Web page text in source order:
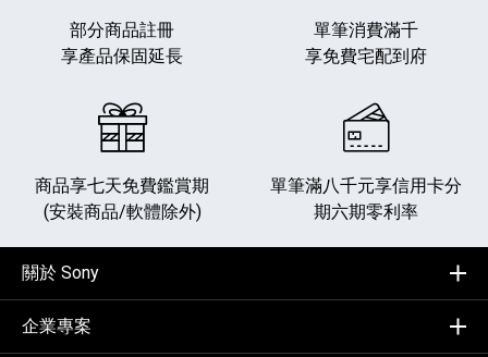
部分商品註冊
享產品保固延長
單筆消費滿千
享免費宅配到府
商品享七天免費鑑賞期
(安裝商品/軟體除外)
單筆滿八千元享信用卡分
期六期零利率
關於 Sony
企業專案